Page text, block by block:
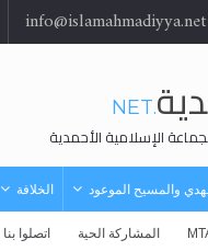
.NET
الإسلامية الأحمدية
والمسيح الموعود الخلافة
المشاركة الحية اتصلوا بنا